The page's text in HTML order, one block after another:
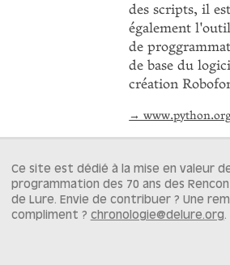
des scripts, il est
également
de
de base du
création
→
Ce site est dédié à la mise en valeur
programmation des 70 ans des
de Lure. Envie de contribuer ? Une
compliment ? chronologie@delure.org.